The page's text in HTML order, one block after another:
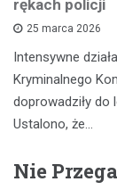
rękach policji
25 marca 2026
Intensywne
Kryminalnego
doprowadziły do
Ustalono, że…
Nie